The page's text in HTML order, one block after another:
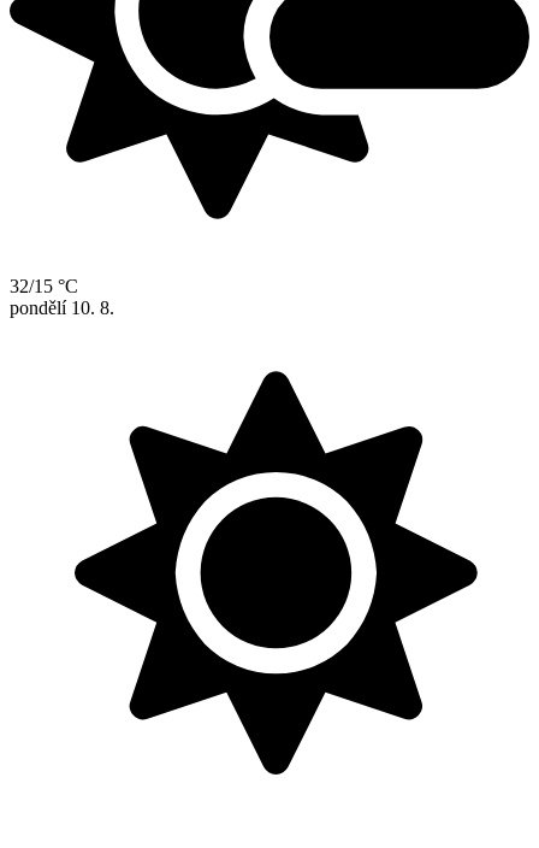
32/15 °C
pondělí 10. 8.